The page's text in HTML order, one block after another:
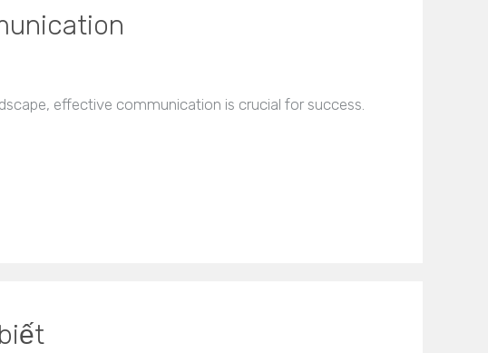
effective communication is crucial for success.